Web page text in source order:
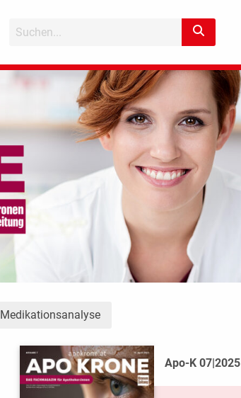
Medikationsanalyse
Apo-K 07|2025